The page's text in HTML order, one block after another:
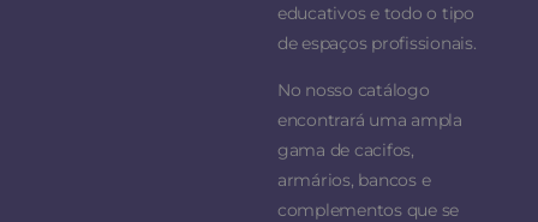
educativos e todo o tipo
de espaços profissionais.
No nosso catálogo
encontrará uma ampla
gama de cacifos,
armários, bancos e
complementos que se